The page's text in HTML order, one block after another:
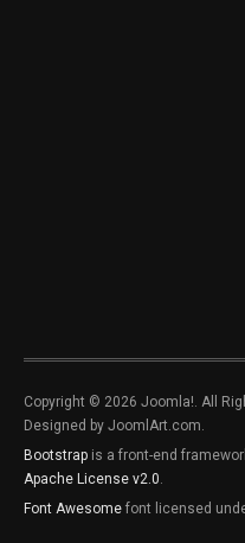
Copyright © 2026 Joomla!. All
Designed by JoomlArt.com.
Bootstrap is a front-end
Apache License v2.0.
Font Awesome font licensed